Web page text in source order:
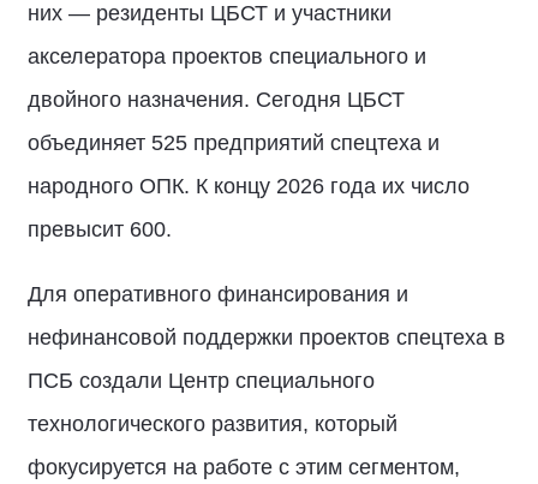
них — резиденты ЦБСТ и участники
акселератора проектов специального и
двойного назначения. Сегодня ЦБСТ
объединяет 525 предприятий спецтеха и
народного ОПК. К концу 2026 года их число
превысит 600.
Для оперативного финансирования и
нефинансовой поддержки проектов спецтеха в
ПСБ создали Центр специального
технологического развития, который
фокусируется на работе с этим сегментом,